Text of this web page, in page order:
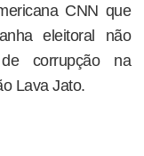
CNN que
eleitoral não
corrupção na
Lava Jato.